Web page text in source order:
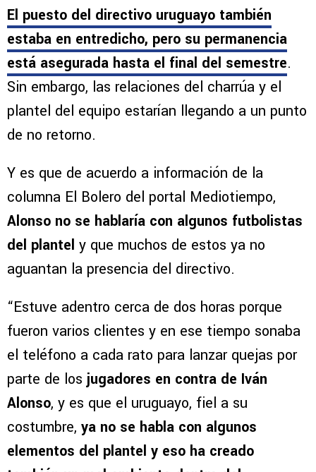
El puesto del directivo uruguayo también
estaba en entredicho, pero su permanencia
está asegurada hasta el final del semestre.
Sin embargo, las relaciones del charrúa y el
plantel del equipo estarían llegando a un punto
de no retorno.
Y es que de acuerdo a información de la
columna El Bolero del portal Mediotiempo,
Alonso no se hablaría con algunos futbolistas
del plantel y que muchos de estos ya no
aguantan la presencia del directivo.
“Estuve adentro cerca de dos horas porque
fueron varios clientes y en ese tiempo sonaba
el teléfono a cada rato para lanzar quejas por
parte de los jugadores en contra de Iván
Alonso, y es que el uruguayo, fiel a su
costumbre, ya no se habla con algunos
elementos del plantel y eso ha creado